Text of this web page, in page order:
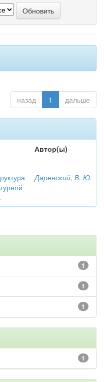
назад 1 дальше
Автор(ы)
Даренский, В. Ю.
1
1
1
1